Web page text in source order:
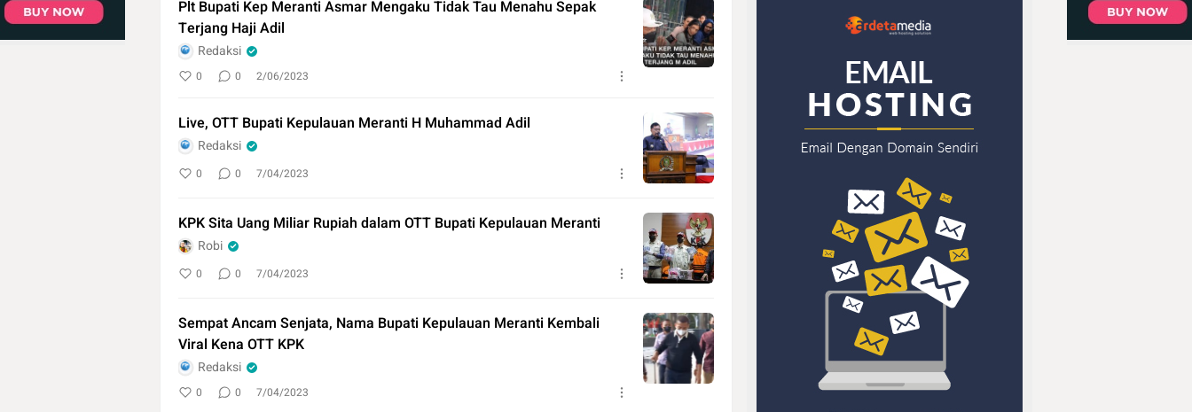
Plt Bupati Kep Meranti Asmar Mengaku Tidak Tau Menahu Sepak
Terjang Haji Adil
Redaksi
0 0 2/06/2023
Live, OTT Bupati Kepulauan Meranti H Muhammad Adil
Redaksi
0 0 7/04/2023
KPK Sita Uang Miliar Rupiah dalam OTT Bupati Kepulauan Meranti
Robi
0 0 7/04/2023
Sempat Ancam Senjata, Nama Bupati Kepulauan Meranti Kembali
Viral Kena OTT KPK
Redaksi
0 0 7/04/2023